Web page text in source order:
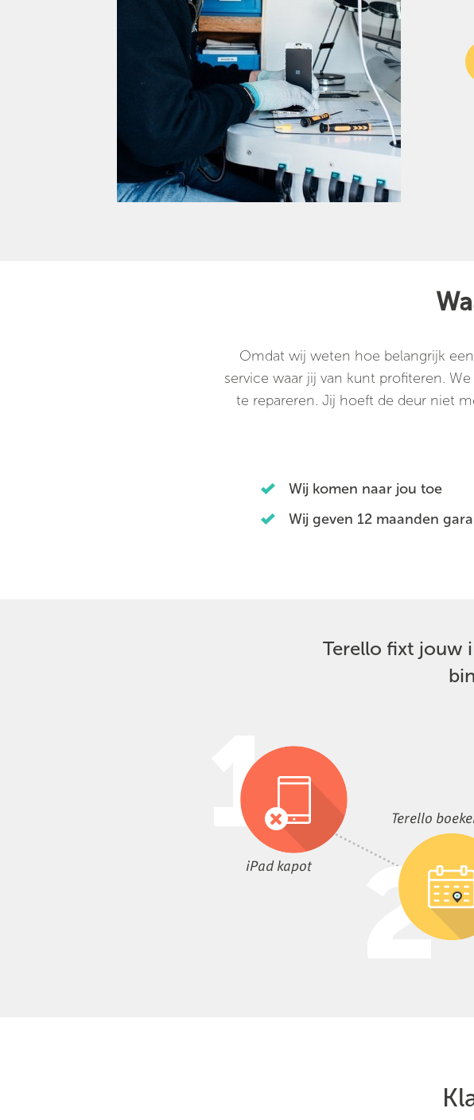
Omdat wij weten hoe belangrijk
service waar jij van kunt profiteren.
te repareren. Jij hoeft de deur niet
Wij komen naar jou toe
Wij geven 12 maanden
Terello fixt jouw
iPad kapot
Terello